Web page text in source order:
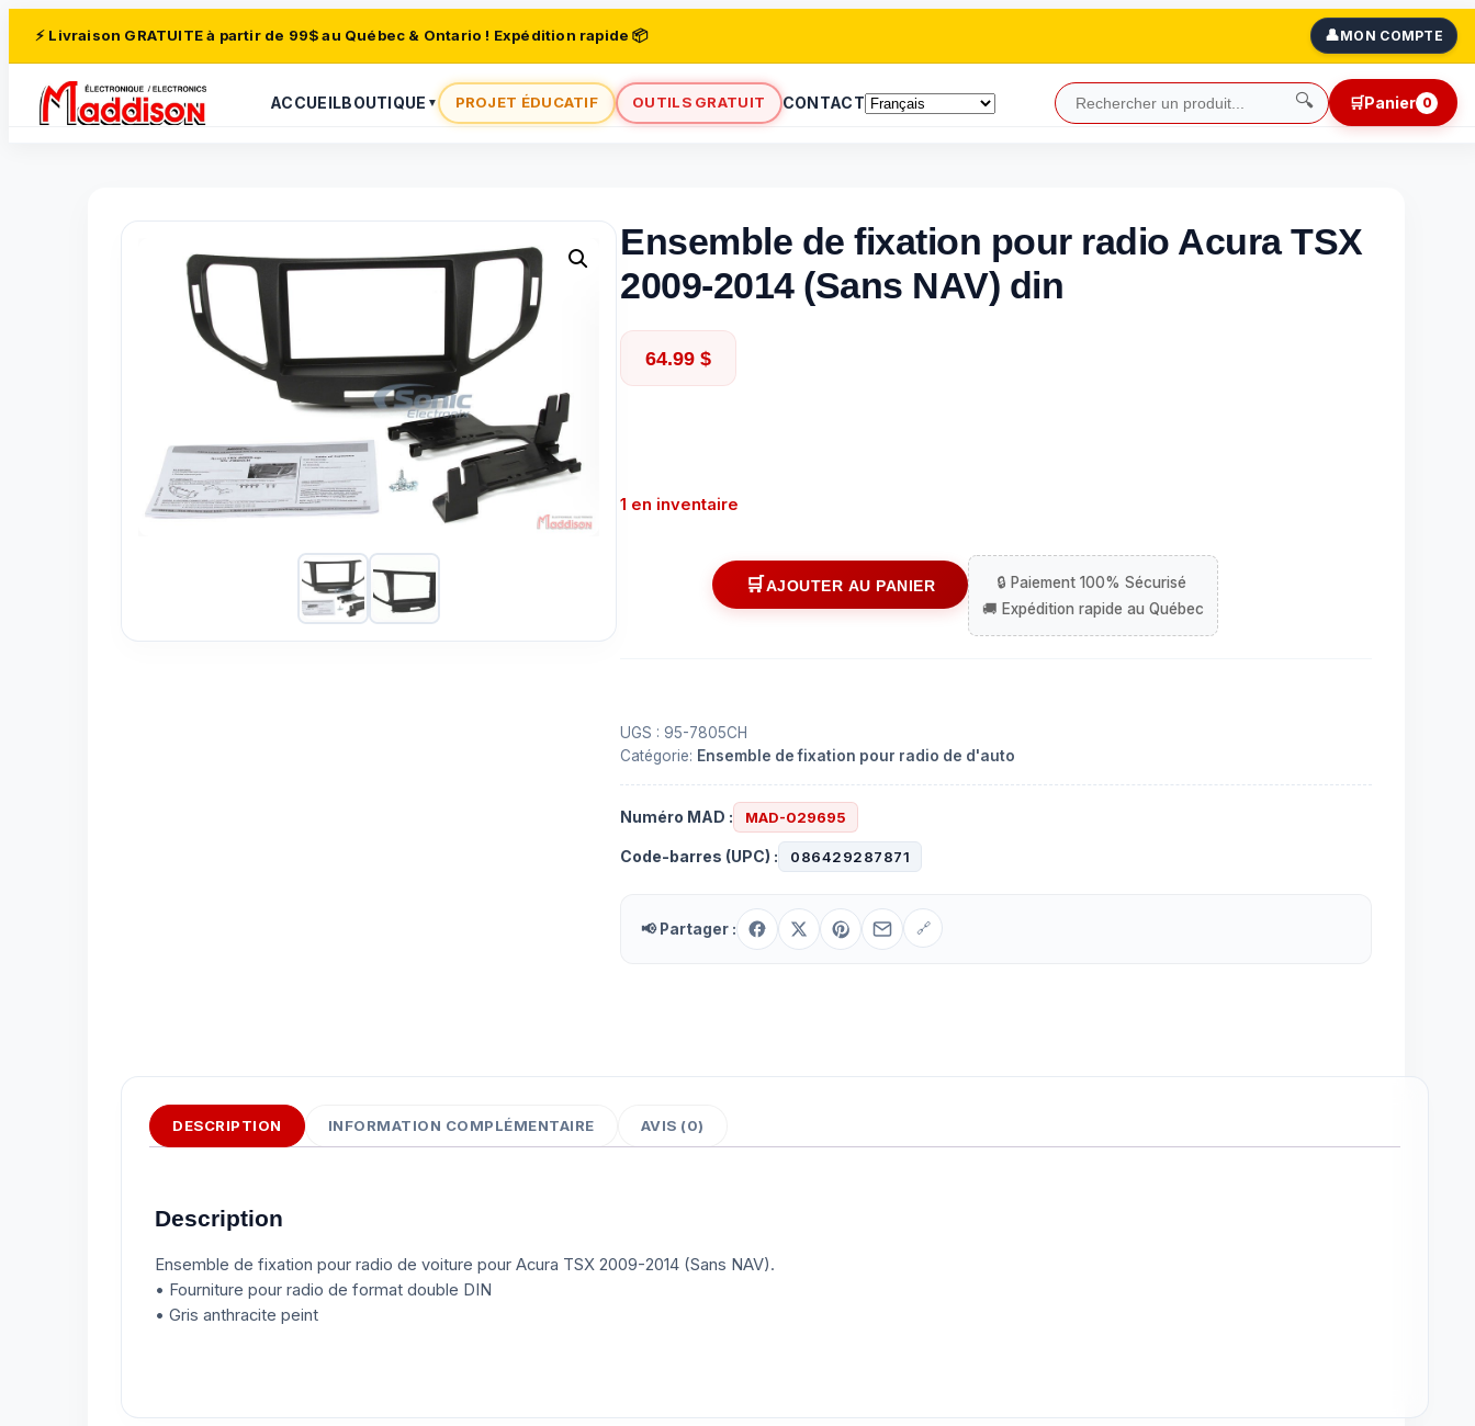
⚡ Livraison GRATUITE à partir de 99$ au Québec & Ontario ! Expédition rapide 📦 👤MON COMPTE
ACCUEILBOUTIQUE ▼ PROJET ÉDUCATIF OUTILS GRATUIT CONTACT 🔍 🛒Panier 0
Ensemble de fixation pour radio Acura TSX
2009-2014 (Sans NAV) din
64.99 $
1 en inventaire
pour
radio
Acura
TSX
NAV)
AJOUTER AU PANIER
UGS : 95-7805CH
Catégorie: Ensemble de fixation pour radio de d'auto
Numéro MAD : MAD-029695
Code-barres (UPC) : 086429287871
📢 Partager : 🔗
DESCRIPTION INFORMATION COMPLÉMENTAIRE AVIS (0)
Description
Ensemble de fixation pour radio de voiture pour Acura TSX 2009-2014 (Sans NAV).
• Fourniture pour radio de format double DIN
• Gris anthracite peint